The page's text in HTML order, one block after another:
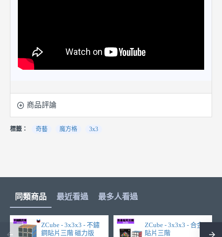
商品評論
標籤： 奇藝 魔方格 3x3
同類商品 最近看過 最多人看過
ZCube - 3x3x3 - 不鏽
鋼貼片三階 磁力版
ZCube - 3x3x3 - 合金
貼片三階